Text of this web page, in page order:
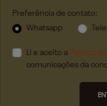
Preferência de contato:
Whatsapp
Li e aceito a Política
comunicações da